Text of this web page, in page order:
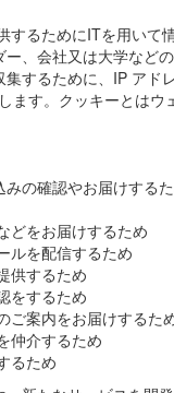
るためにITを用い
、会社又は大学な
するために、IP アド
す。クッキーとは
の確認やお届けする
どをお届けするため
ルを配信するため
供するため
をするため
ご案内をお届けするた
仲介するため
るため